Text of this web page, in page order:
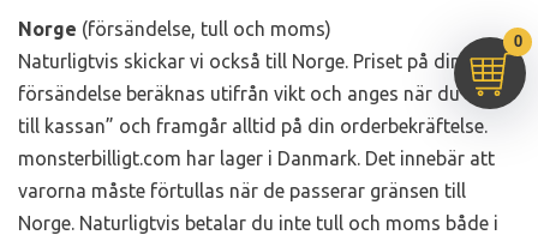
o
n
Norge (försändelse, tull och moms)
Naturligtvis skickar vi också till Norge. Priset på din
försändelse beräknas utifrån vikt och anges när du ”går
till kassan” och framgår alltid på din orderbekräftelse.
monsterbilligt.com har lager i Danmark. Det innebär att
varorna måste förtullas när de passerar gränsen till
Norge. Naturligtvis betalar du inte tull och moms både i
0